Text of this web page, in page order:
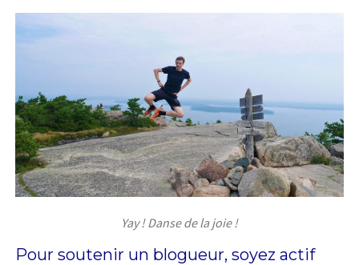
Yay ! Danse de la joie !
Pour soutenir un blogueur, soyez actif